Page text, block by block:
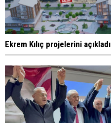
Ekrem Kılıç projelerini açıkladı